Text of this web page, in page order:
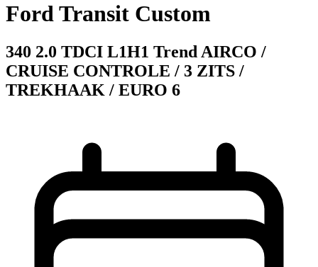
Ford Transit Custom
340 2.0 TDCI L1H1 Trend AIRCO /
CRUISE CONTROLE / 3 ZITS /
TREKHAAK / EURO 6